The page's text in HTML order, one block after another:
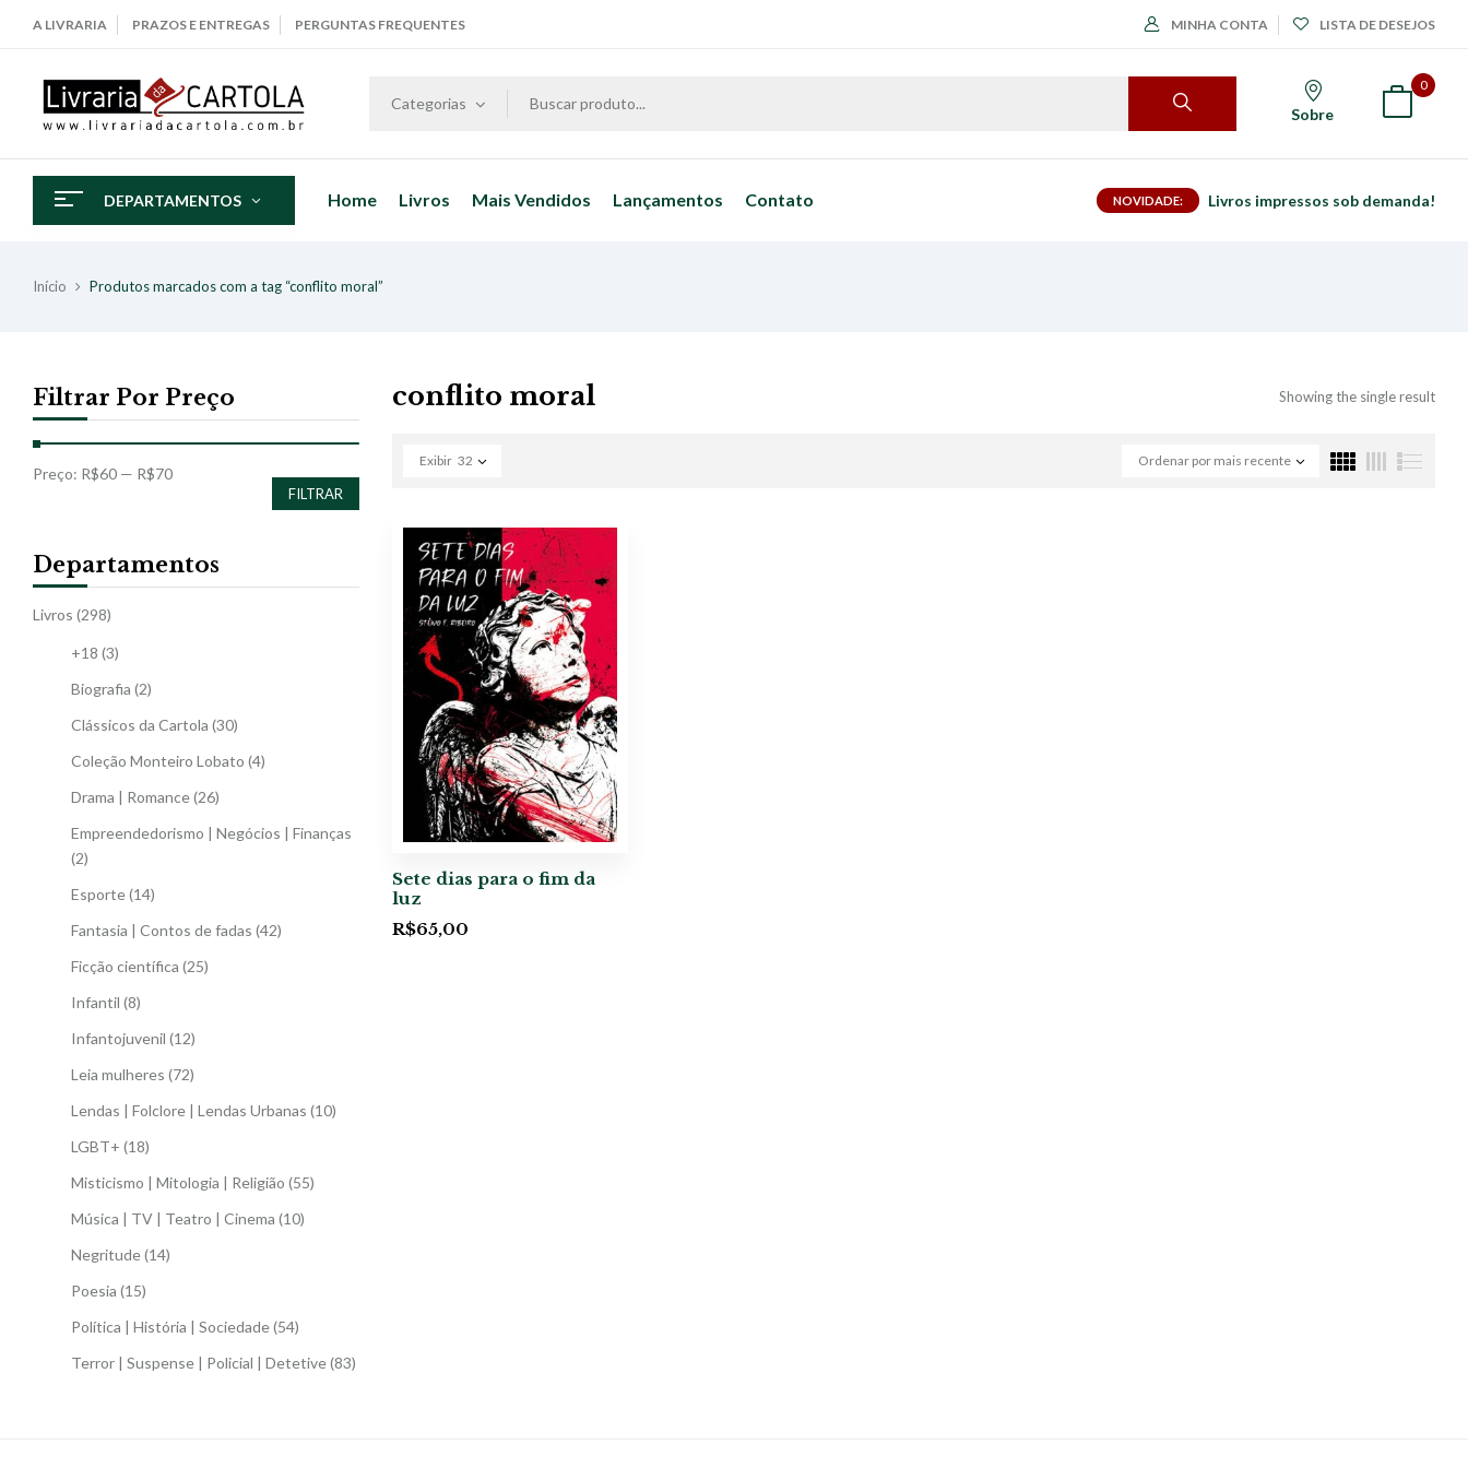
A LIVRARIA PRAZOS E ENTREGAS PERGUNTAS FREQUENTES MINHA CONTA LISTA DE DESEJOS
Categorias
Sobre
0
DEPARTAMENTOS Home Livros Mais Vendidos Lançamentos Contato NOVIDADE: Livros impressos sob demanda!
Início Produtos marcados com a tag “conflito moral”
Filtrar Por Preço
FILTRAR
Preço: R$60 — R$70
Departamentos
Livros (298)
+18 (3)
Biografia (2)
Clássicos da Cartola (30)
Coleção Monteiro Lobato (4)
Drama | Romance(26)
Empreendedorismo | Negócios | Finanças
(2)
Esporte(14)
Fantasia | Contos de fadas (42)
Ficção científica (25)
Infantil (8)
Infantojuvenil (12)
Leia mulheres (72)
Lendas | Folclore | Lendas Urbanas (10)
LGBT+ (18)
Misticismo | Mitologia | Religião (55)
Música | TV | Teatro | Cinema (10)
Negritude(14)
Poesia (15)
Política | História | Sociedade(54)
Terror | Suspense | Policial | Detetive(83)
conflito moral Showing the single result
Ordenar por mais recente
Exibir 32
Sete dias para o fim da
luz
R$65,00